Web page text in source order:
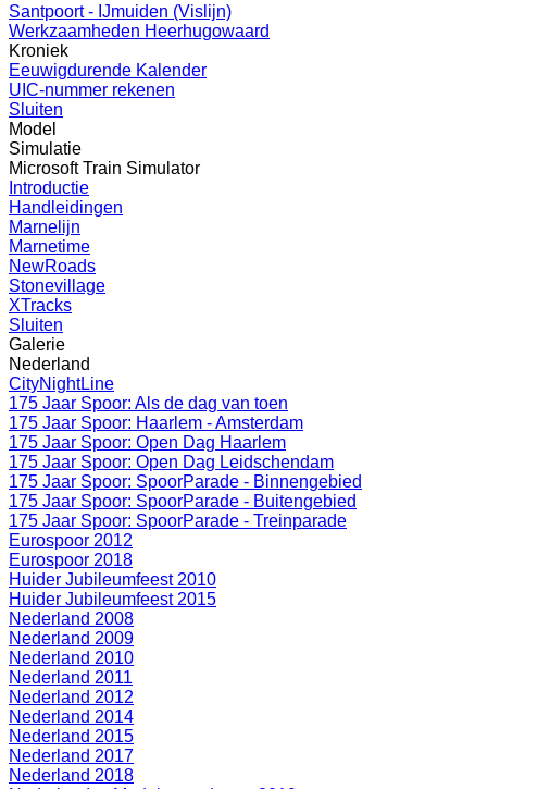
Santpoort - IJmuiden (Vislijn)
Werkzaamheden Heerhugowaard
Kroniek
Eeuwigdurende Kalender
UIC-nummer rekenen
Sluiten
Model
Simulatie
Microsoft Train Simulator
Introductie
Handleidingen
Marnelijn
Marnetime
NewRoads
Stonevillage
XTracks
Sluiten
Galerie
Nederland
CityNightLine
175 Jaar Spoor: Als de dag van toen
175 Jaar Spoor: Haarlem - Amsterdam
175 Jaar Spoor: Open Dag Haarlem
175 Jaar Spoor: Open Dag Leidschendam
175 Jaar Spoor: SpoorParade - Binnengebied
175 Jaar Spoor: SpoorParade - Buitengebied
175 Jaar Spoor: SpoorParade - Treinparade
Eurospoor 2012
Eurospoor 2018
Huider Jubileumfeest 2010
Huider Jubileumfeest 2015
Nederland 2008
Nederland 2009
Nederland 2010
Nederland 2011
Nederland 2012
Nederland 2014
Nederland 2015
Nederland 2017
Nederland 2018